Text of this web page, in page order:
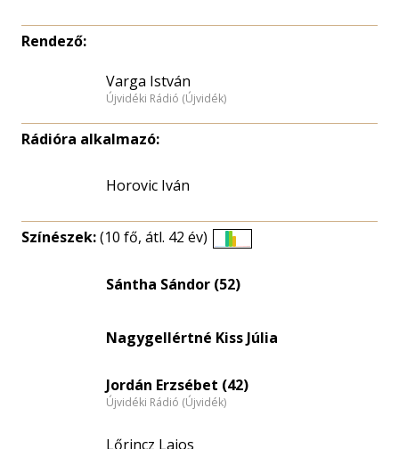
Rendező:
Varga István
Újvidéki Rádió (Újvidék)
Rádióra alkalmazó:
Horovic Iván
Színészek:(10 fő, átl. 42 év)
eloszlás
Sántha Sándor (52)
Nagygellértné Kiss Júlia
Jordán Erzsébet (42)
Újvidéki Rádió (Újvidék)
Lőrincz Lajos